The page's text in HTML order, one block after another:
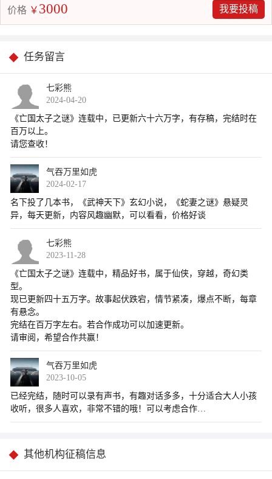
价格 ￥ 3000 我要投稿
任务留言
七彩熊
2024-04-20
气吞万里如虎
2024-02-17
七彩熊
2023-11-28
气吞万里如虎
2023-10-05
其他机构征稿信息